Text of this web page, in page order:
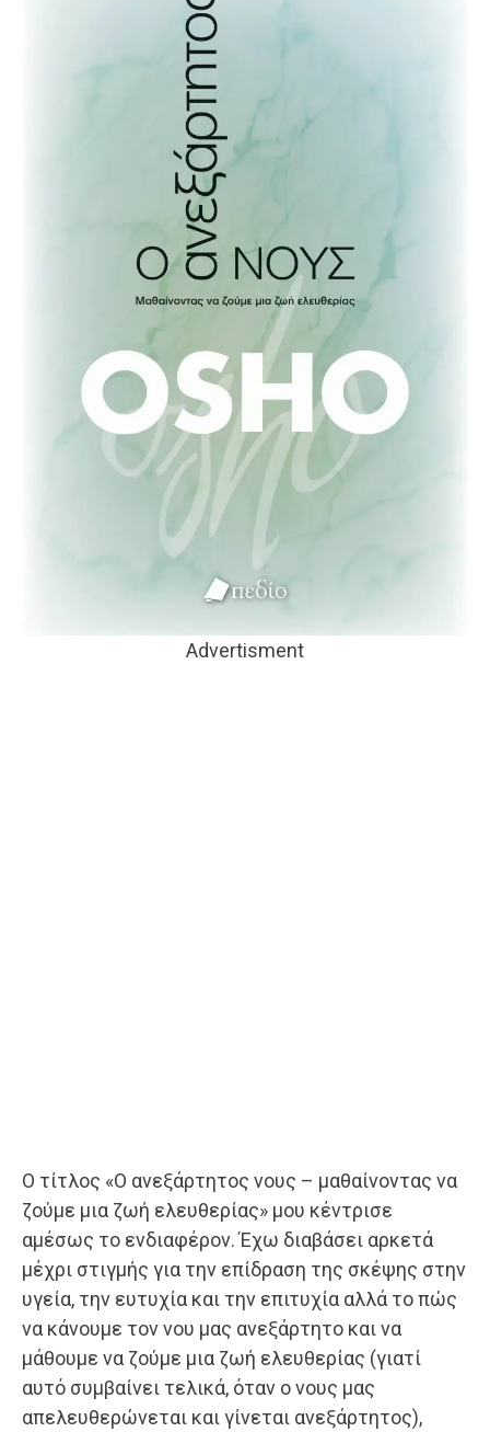
Advertisment
Ο τίτλος «Ο ανεξάρτητος νους – μαθαίνοντας να
ζούμε μια ζωή ελευθερίας» μου κέντρισε
αμέσως το ενδιαφέρον. Έχω διαβάσει αρκετά
μέχρι στιγμής για την επίδραση της σκέψης στην
υγεία, την ευτυχία και την επιτυχία αλλά το πώς
να κάνουμε τον νου μας ανεξάρτητο και να
μάθουμε να ζούμε μια ζωή ελευθερίας (γιατί
αυτό συμβαίνει τελικά, όταν ο νους μας
απελευθερώνεται και γίνεται ανεξάρτητος),